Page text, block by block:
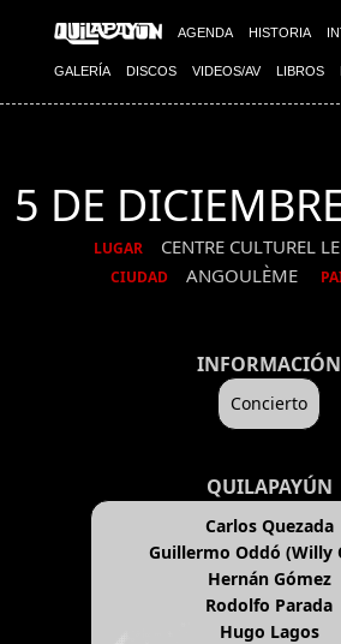
AGENDA HISTORIA
GALERÍA DISCOS VIDEOS/AV LIBROS
5 DE
LUGAR CENTRE CULTUREL
CIUDAD ANGOULÈME
INFORMACIÓN
Concierto
QUILAPAYÚN
Carlos Quezada
Guillermo Oddó (Willy
Hernán Gómez
Rodolfo Parada
Hugo Lagos